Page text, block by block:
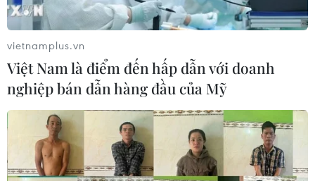
vietnamplus.vn
Việt Nam là điểm đến hấp dẫn với doanh
nghiệp bán dẫn hàng đầu của Mỹ